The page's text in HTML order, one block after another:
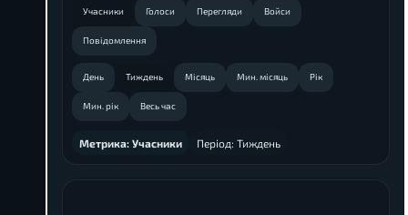
Учасники Голоси Перегляди Войси
Повідомлення
День Тиждень Місяць Мин. місяць Рік
Мин. рік Весь час
Метрика: Учасники Період: Тиждень